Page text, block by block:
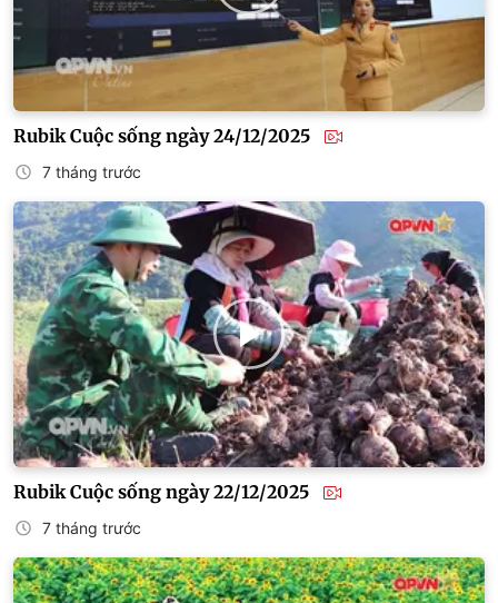
Rubik Cuộc sống ngày 24/12/2025
7 tháng trước
Rubik Cuộc sống ngày 22/12/2025
7 tháng trước